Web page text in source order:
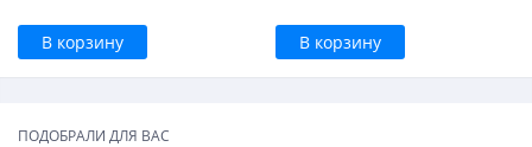
В корзину В корзину
ПОДОБРАЛИ ДЛЯ ВАС